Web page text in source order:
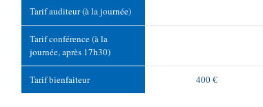
Tarif auditeur (à la journée)
Tarif conférence (à la
journée, après 17h30)
Tarif bienfaiteur 400 €